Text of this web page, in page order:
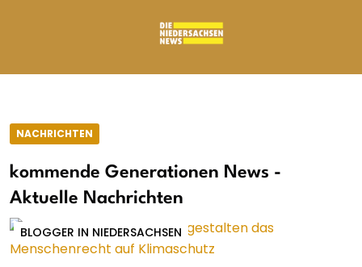
NACHRICHTEN
kommende Generationen News -
Aktuelle Nachrichten
BLOGGER IN NIEDERSACHSEN